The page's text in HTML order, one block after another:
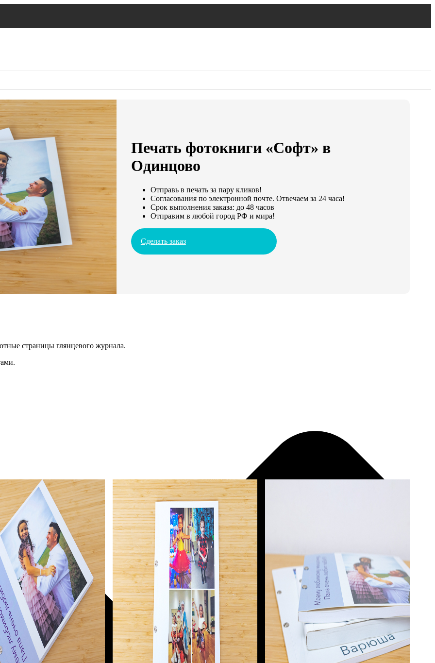
Печать фотокниги «Софт» в
Одинцово
Отправь в печать за пару кликов!
Согласования по электронной почте. Отвечаем за 24 часа!
Срок выполнения заказа: до 48 часов
Отправим в любой город РФ и мира!
Сделать заказ
страницы глянцевого журнала.